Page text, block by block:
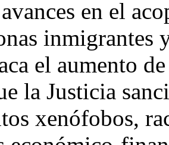
en el
inmigrantes
el aumento
la Justicia
xenófobos,